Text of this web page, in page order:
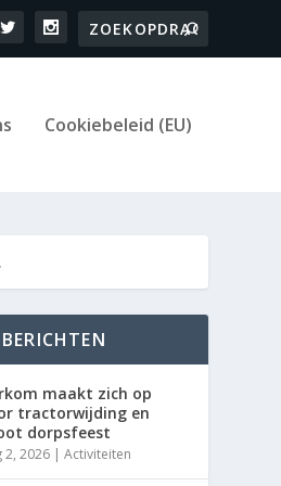
Cookiebeleid (EU)
maakt zich op
tractorwijding en
dorpsfeest
2, 2026 |Activiteiten